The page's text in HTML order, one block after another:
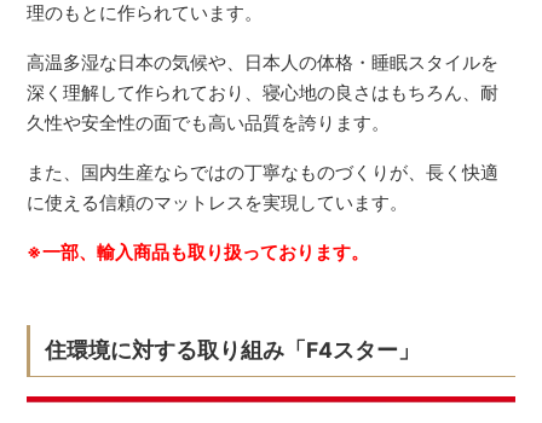
理のもとに作られています。
高温多湿な日本の気候や、日本人の体格・睡眠スタイルを
深く理解して作られており、寝心地の良さはもちろん、耐
久性や安全性の面でも高い品質を誇ります。
また、国内生産ならではの丁寧なものづくりが、長く快適
に使える信頼のマットレスを実現しています。
※一部、輸入商品も取り扱っております。
住環境に対する取り組み「F4スター」